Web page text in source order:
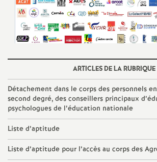
t
ARTICLES DE LA RUBRIQUE
Détachement dans le corps des personnels
second degré, des conseillers principaux
psychologues de l’éducation nationale
Liste d’aptitude
Liste d’aptitude pour l’accès au corps des